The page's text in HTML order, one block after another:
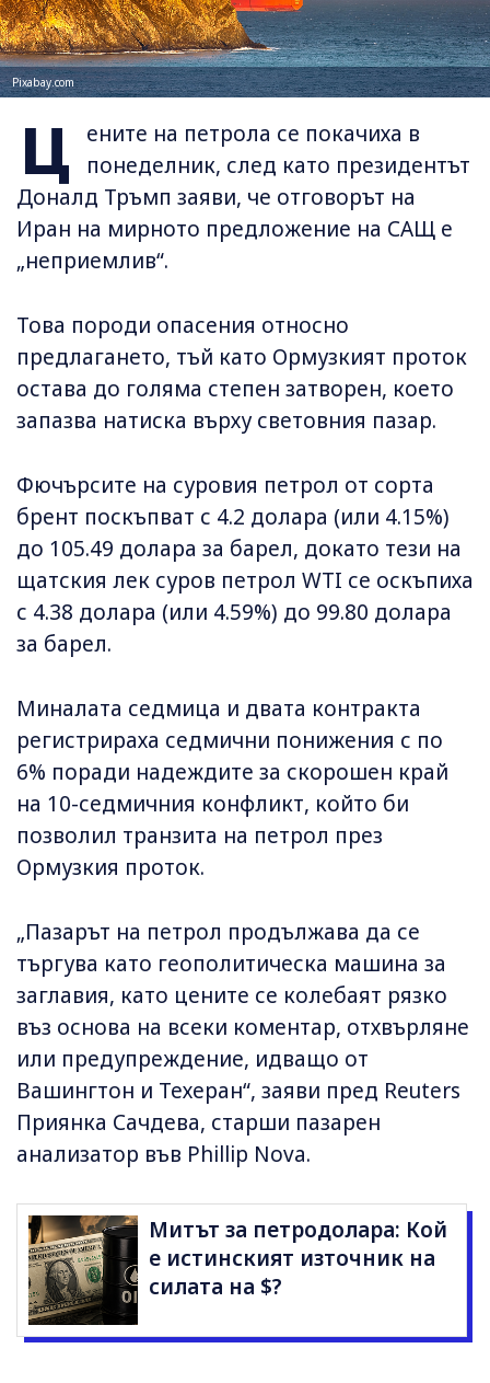
Pixabay.com
Ц
ените на петрола се покачиха в
понеделник, след като президентът
Доналд Тръмп заяви, че отговорът на
Иран на мирното предложение на САЩ е
„неприемлив“.
Това породи опасения относно
предлагането, тъй като Ормузкият проток
остава до голяма степен затворен, което
запазва натиска върху световния пазар.
Фючърсите на суровия петрол от сорта
брент поскъпват с 4.2 долара (или 4.15%)
до 105.49 долара за барел, докато тези на
щатския лек суров петрол WTI се оскъпиха
с 4.38 долара (или 4.59%) до 99.80 долара
за барел.
Миналата седмица и двата контракта
регистрираха седмични понижения с по
6% поради надеждите за скорошен край
на 10-седмичния конфликт, който би
позволил транзита на петрол през
Ормузкия проток.
„Пазарът на петрол продължава да се
търгува като геополитическа машина за
заглавия, като цените се колебаят рязко
въз основа на всеки коментар, отхвърляне
или предупреждение, идващо от
Вашингтон и Техеран“, заяви пред Reuters
Приянка Сачдева, старши пазарен
анализатор във Phillip Nova.
Митът за петродолара: Кой
е истинският източник на
силата на $?